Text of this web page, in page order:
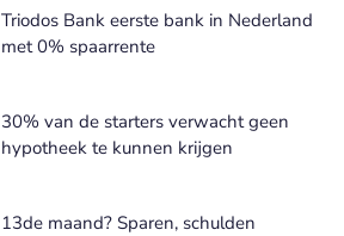
Triodos Bank eerste bank in Nederland
met 0% spaarrente
30% van de starters verwacht geen
hypotheek te kunnen krijgen
13de maand? Sparen, schulden